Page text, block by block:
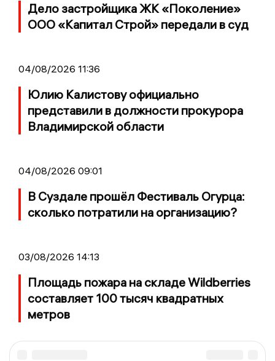
Дело застройщика ЖК «Поколение»
ООО «Капитал Строй» передали в суд
04/08/2026 11:36
Юлию Калистову официально
представили в должности прокурора
Владимирской области
04/08/2026 09:01
В Суздале прошёл Фестиваль Огурца:
сколько потратили на организацию?
03/08/2026 14:13
Площадь пожара на складе Wildberries
составляет 100 тысяч квадратных
метров